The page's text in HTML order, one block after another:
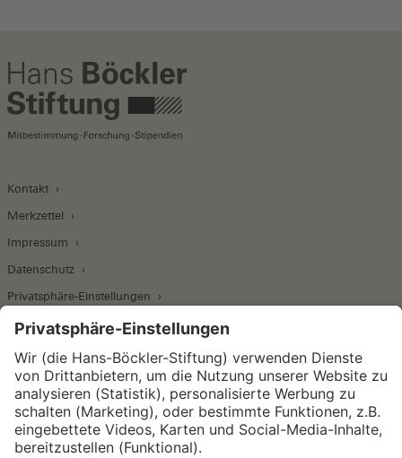
Kontakt
Merkzettel
Impressum
Datenschutz
Privatsphäre-Einstellungen
Wirtschafts- und Sozialwissenschaftliches Institut
Institut für Makroökonomie und